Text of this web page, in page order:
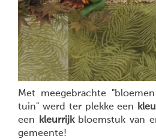
Met meegebrachte
tuin" werd ter plekke een
een
kleurrijkbloemstuk van
gemeente!